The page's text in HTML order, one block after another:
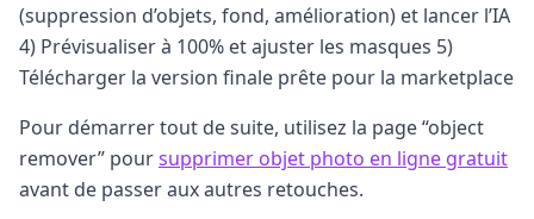
(suppression d’objets, fond, amélioration) et lancer l’IA
4) Prévisualiser à 100% et ajuster les masques 5)
Télécharger la version finale prête pour la marketplace
Pour démarrer tout de suite, utilisez la page “object
remover” poursupprimer objet photo en ligne gratuit
avant de passer aux autres retouches.